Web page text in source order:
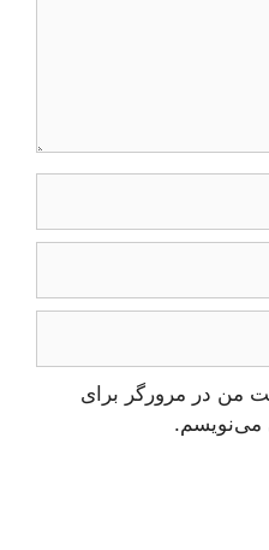
من در مرورگر برای
می‌نویسم.